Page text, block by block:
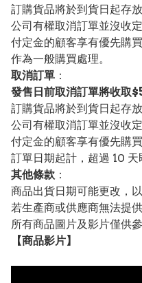
訂購貨品將於到貨日起存
公司有權取消訂單並沒收定
付定金的顧客享有優先購
作為一般購買處理。
取消訂單 ：
發售日前取消訂單將收取
訂購貨品將於到貨日起存
公司有權取消訂單並沒收定
付定金的顧客享有優先購買
訂單日期起計，超過 10 天
其他條款 ：
商品出貨日期可能更改，
若生產商或供應商無法提
所有商品圖片及影片僅供
【商品影片】